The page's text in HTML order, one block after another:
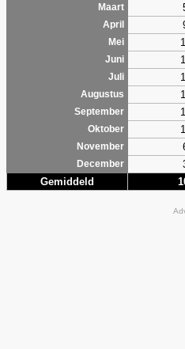
Maart
April
Mei
Juni
Juli
Augustus
September
Oktober
November
December
Gemiddeld